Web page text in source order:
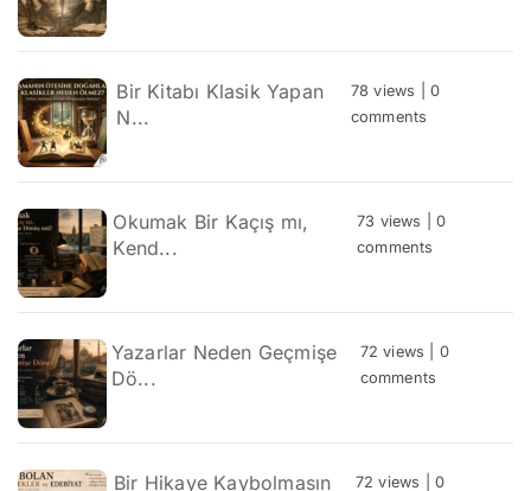
Bir Kitabı Klasik Yapan
N...
78 views |0
comments
Okumak Bir Kaçış mı,
Kend...
73 views |0
comments
Yazarlar Neden Geçmişe
Dö...
72 views
0
comments
Bir Hikaye Kaybolmasın
72 views |0